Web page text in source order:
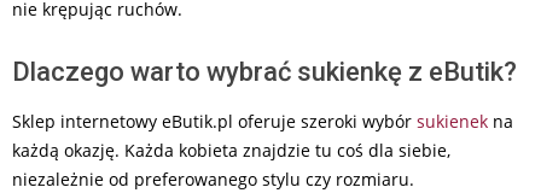
nie krępując ruchów.
Dlaczego warto wybrać sukienkę z eButik?
Sklep internetowy eButik.pl oferuje szeroki wybór sukienek na
każdą okazję. Każda kobieta znajdzie tu coś dla siebie,
niezależnie od preferowanego stylu czy rozmiaru.